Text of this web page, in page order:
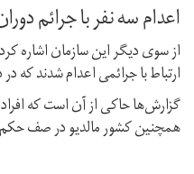
اعدام سه نفر با جرائم
از سوی دیگر این سازمان اشاره
ارتباط با جرائمی اعدام شدند
گزارش‌ها حاکی از آن است که
همچنین کشور مالدیو در صف حكم